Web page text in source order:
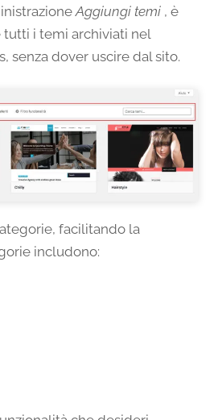
Aggiungi temi , è
tutti i temi archiviati nel
senza dover uscire dal sito.
facilitando la
includono: